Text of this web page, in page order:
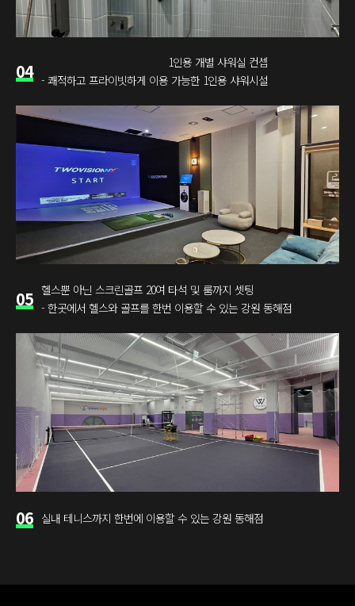
04
1인용 개별 샤워실 컨셉
- 쾌적하고 프라이빗하게 이용 가능한 1인용 샤워시설
05 헬스뿐 아닌 스크린골프 20여 타석 및 룸까지 셋팅
- 한곳에서 헬스와 골프를 한번 이용할 수 있는 강원 동해점
06 실내 테니스까지 한번에 이용할 수 있는 강원 동해점